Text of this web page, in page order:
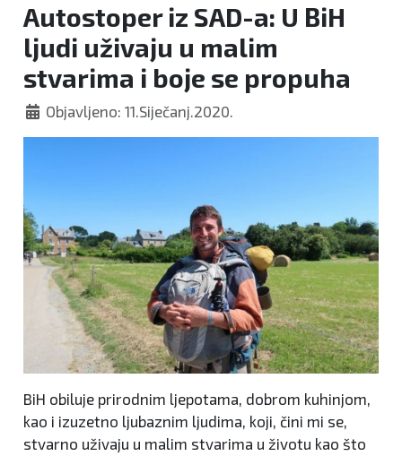
Autostoper iz SAD-a: U BiH
ljudi uživaju u malim
stvarima i boje se propuha
Objavljeno: 11.Siječanj.2020.
BiH obiluje prirodnim ljepotama, dobrom kuhinjom,
kao i izuzetno ljubaznim ljudima, koji, čini mi se,
stvarno uživaju u malim stvarima u životu kao što